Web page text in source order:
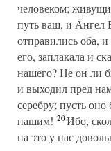
человеком;
путь ваш, и Ангел
отправились оба,
его, заплакала и
нашего? Не он ли
и выходил пред
серебру; пусть оно
нашим! 20Ибо,
на это у нас